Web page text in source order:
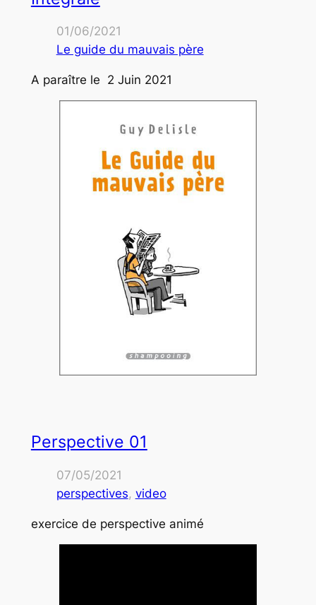
01/06/2021
Le guide du mauvais père
A paraître le 2 Juin 2021
Perspective 01
07/05/2021
perspectives, video
exercice de perspective animé